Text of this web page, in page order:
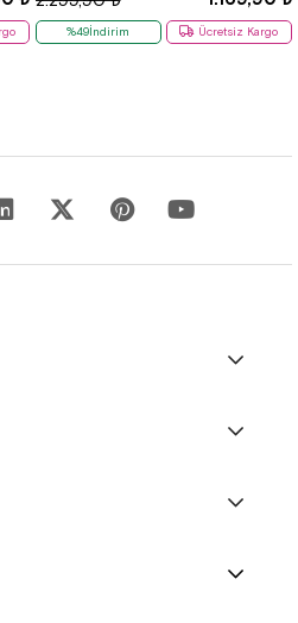
%49İndirim Ücretsiz Kargo